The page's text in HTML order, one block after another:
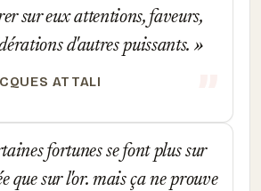
sur eux attentions, faveurs,
d'autres puissants.
ATTALI
fortunes se font plus sur
que sur l'or. mais ça ne prouve